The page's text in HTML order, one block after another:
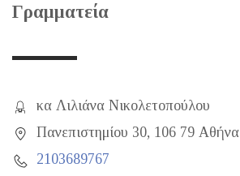
Γραμματεία
κα Λιλιάνα Νικολετοπούλου
Πανεπιστημίου 30, 106 79 Αθήνα
2103689767